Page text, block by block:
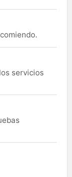
servicios